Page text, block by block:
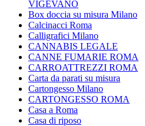
VIGEVANO
Box doccia su misura Milano
Calcinacci Roma
Calligrafici Milano
CANNABIS LEGALE
CANNE FUMARIE ROMA
CARROATTREZZI ROMA
Carta da parati su misura
Cartongesso Milano
CARTONGESSO ROMA
Casa a Roma
Casa di riposo